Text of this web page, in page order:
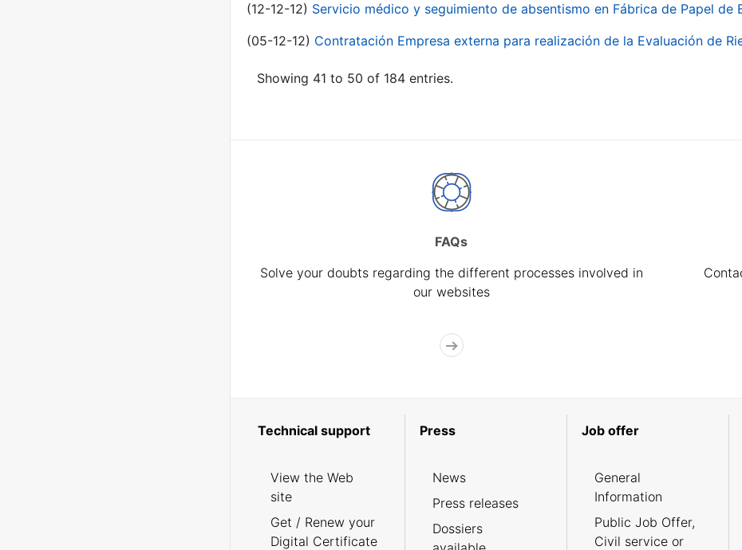
(12-12-12) Servicio médico y seguimiento de absentismo en Fábrica de Papel de
(05-12-12) Contratación Empresa externa para realización de la Evaluación de
Showing 41 to 50 of 184 entries.
FAQs
Solve your doubts regarding the different processes involved in
our websites
Technical support
View the Web
site
Get / Renew your
Digital Certificate
Press
News
Press releases
Dossiers
Job offer
General
Information
Public Job Offer,
Civil service or